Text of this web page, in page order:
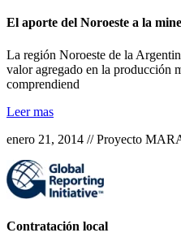
El aporte del Noroeste a la
La región Noroeste de la
valor agregado en la producción
comprendiend
Leer mas
enero 21, 2014 // Proyecto
Contratación local